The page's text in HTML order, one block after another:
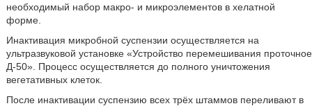
необходимый набор макро- и микроэлементов в хелатной
форме.
Инактивация микробной суспензии осуществляется на
ультразвуковой установке «Устройство перемешивания проточное
Д-50». Процесс осуществляется до полного уничтожения
вегетативных клеток.
После инактивации суспензию всех трёх штаммов переливают в